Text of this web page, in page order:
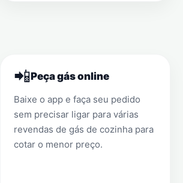
📲Peça gás online
Baixe o app e faça seu pedido
sem precisar ligar para várias
revendas de gás de cozinha para
cotar o menor preço.